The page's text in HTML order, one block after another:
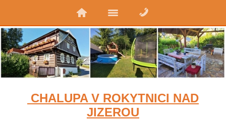
CHALUPA V ROKYTNICI NAD
JIZEROU